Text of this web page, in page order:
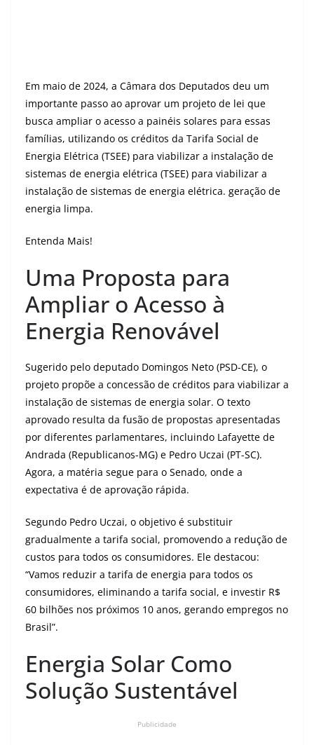
Em maio de 2024, a Câmara dos Deputados deu um
importante passo ao aprovar um projeto de lei que
busca ampliar o acesso a painéis solares para essas
famílias, utilizando os créditos da Tarifa Social de
Energia Elétrica (TSEE) para viabilizar a instalação de
sistemas de energia elétrica (TSEE) para viabilizar a
instalação de sistemas de energia elétrica. geração de
energia limpa.
Entenda Mais!
Uma Proposta para
Ampliar o Acesso à
Energia Renovável
Sugerido pelo deputado Domingos Neto (PSD-CE), o
projeto propõe a concessão de créditos para viabilizar a
instalação de sistemas de energia solar. O texto
aprovado resulta da fusão de propostas apresentadas
por diferentes parlamentares, incluindo Lafayette de
Andrada (Republicanos-MG) e Pedro Uczai (PT-SC).
Agora, a matéria segue para o Senado, onde a
expectativa é de aprovação rápida.
Segundo Pedro Uczai, o objetivo é substituir
gradualmente a tarifa social, promovendo a redução de
custos para todos os consumidores. Ele destacou:
“Vamos reduzir a tarifa de energia para todos os
consumidores, eliminando a tarifa social, e investir R$
60 bilhões nos próximos 10 anos, gerando empregos no
Brasil”.
Energia Solar Como
Solução Sustentável
Publicidade